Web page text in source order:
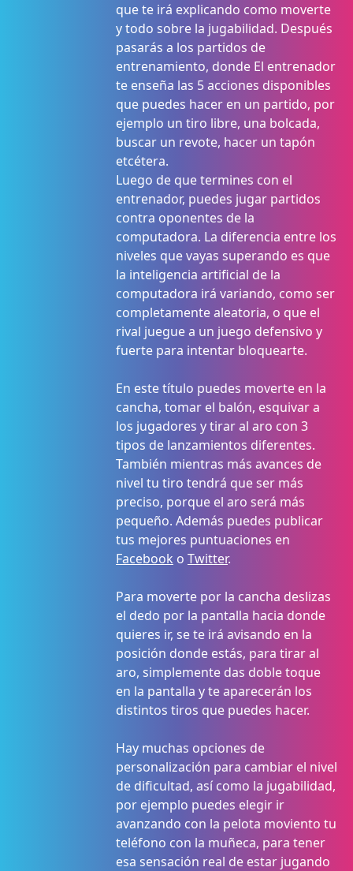
que te irá explicando como moverte
y todo sobre la jugabilidad. Después
pasarás a los partidos de
entrenamiento, donde El entrenador
te enseña las 5 acciones disponibles
que puedes hacer en un partido, por
ejemplo un tiro libre, una bolcada,
buscar un revote, hacer un tapón
etcétera.
Luego de que termines con el
entrenador, puedes jugar partidos
contra oponentes de la
computadora. La diferencia entre los
niveles que vayas superando es que
la inteligencia artificial de la
computadora irá variando, como ser
completamente aleatoria, o que el
rival juegue a un juego defensivo y
fuerte para intentar bloquearte.
En este título puedes moverte en la
cancha, tomar el balón, esquivar a
los jugadores y tirar al aro con 3
tipos de lanzamientos diferentes.
También mientras más avances de
nivel tu tiro tendrá que ser más
preciso, porque el aro será más
pequeño. Además puedes publicar
tus mejores puntuaciones en
Facebook o Twitter.
Para moverte por la cancha deslizas
el dedo por la pantalla hacia donde
quieres ir, se te irá avisando en la
posición donde estás, para tirar al
aro, simplemente das doble toque
en la pantalla y te aparecerán los
distintos tiros que puedes hacer.
Hay muchas opciones de
personalización para cambiar el nivel
de dificultad, así como la jugabilidad,
por ejemplo puedes elegir ir
avanzando con la pelota moviento tu
teléfono con la muñeca, para tener
esa sensación real de estar jugando